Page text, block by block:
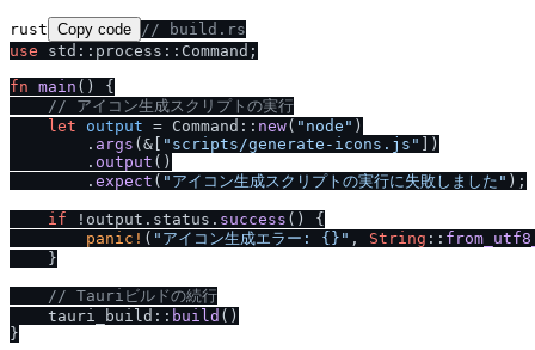
rust Copy code / / build.rs
use std::process::Command;
fn main () {
/ / アイコン生成スクリプトの実行
let
output = Command:: new( "node" )
        .
args (&[ "scripts /generate-icons.js" ])
        .
output ()
        .
expect ( "アイコン生成スクリプトの実行に失敗しました" );
if !output.status. success () {
panic! ( "アイコン生成エラー: {}" , String ::
    }
/ / Tauriビルドの続行
    tauri_build::
build ()